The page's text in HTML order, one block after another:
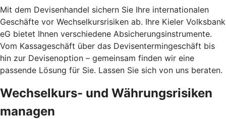
Mit dem Devisenhandel sichern Sie Ihre internationalen
Geschäfte vor Wechselkursrisiken ab. Ihre Kieler Volksbank
eG bietet Ihnen verschiedene Absicherungsinstrumente.
Vom Kassageschäft über das Devisentermingeschäft bis
hin zur Devisenoption – gemeinsam finden wir eine
passende Lösung für Sie. Lassen Sie sich von uns beraten.
Wechselkurs- und Währungsrisiken
managen